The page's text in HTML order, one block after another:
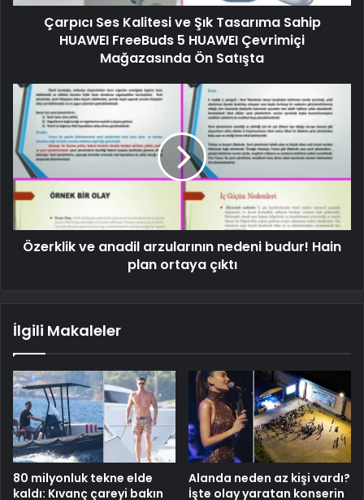
Çarpıcı Ses Kalitesi ve Şık Tasarıma Sahip
HUAWEI FreeBuds 5 HUAWEI Çevrimiçi
Mağazasında Ön Satışta
Özerklik ve anadil arzularının nedeni budur! Hain
plan ortaya çıktı
İlgili Makaleler
80 milyonluk tekne elde
kaldı: Kıvanç çareyi bakın
Alanda neden az kişi vardı?
İşte olay yaratan konserin